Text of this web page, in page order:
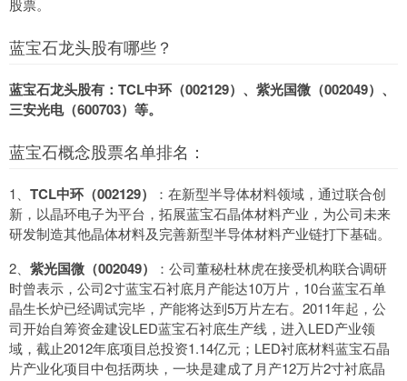
股票。
蓝宝石龙头股有哪些？
蓝宝石龙头股有：TCL中环（002129）、紫光国微（002049）、
三安光电（600703）等。
蓝宝石概念股票名单排名：
1、 TCL中环（002129）
：在新型半导体材料领域，通过联合创
新，以晶环电子为平台，拓展蓝宝石晶体材料产业，为公司未来
研发制造其他晶体材料及完善新型半导体材料产业链打下基础。
2、 紫光国微（002049）
：公司董秘杜林虎在接受机构联合调研
时曾表示，公司2寸蓝宝石衬底月产能达10万片，10台蓝宝石单
晶生长炉已经调试完毕，产能将达到5万片左右。2011年起，公
司开始自筹资金建设LED蓝宝石衬底生产线，进入LED产业领
域，截止2012年底项目总投资1.14亿元；LED衬底材料蓝宝石晶
片产业化项目中包括两块，一块是建成了月产12万片2寸衬底晶